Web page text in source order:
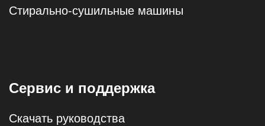
Стирально-сушильные машины
Сервис и поддержка
Скачать руководства